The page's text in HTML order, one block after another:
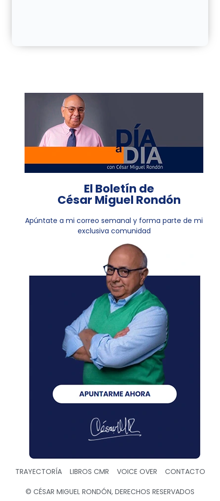
El Boletín de
César Miguel Rondón
Apúntate a mi correo semanal y forma parte de mi
exclusiva comunidad
TRAYECTORÍA LIBROS CMR VOICE OVER CONTACTO
© CÉSAR MIGUEL RONDÓN, DERECHOS RESERVADOS